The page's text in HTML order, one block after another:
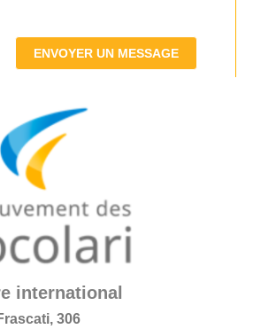
ENVOYER UN MESSAGE
international
306